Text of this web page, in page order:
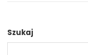
Szukaj